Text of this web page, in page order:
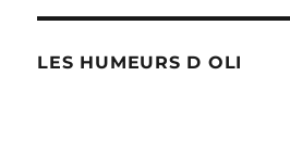
LES HUMEURS D OLI